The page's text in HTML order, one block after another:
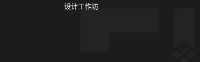
设计工作坊